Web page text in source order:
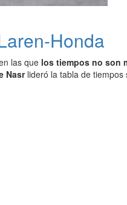
Honda
las que los tiempos no son
Nasrlideró la tabla de tiempos